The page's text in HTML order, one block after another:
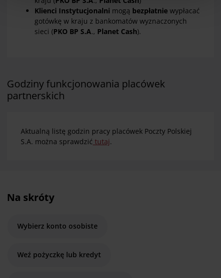
przetwarzaniu danych osobowych, w tym o
przysługujących w związku z tym uprawnieniach,
znajdziesz podlinkiem
Klienci Instytucjonalni mogą bezpłatnie wypłacać
gotówkę w kraju z bankomatów wyznaczonych
sieci (PKO BP S.A., Planet Cash).
Godziny funkcjonowania placówek
partnerskich
Aktualną listę godzin pracy placówek Poczty Polskiej
S.A. można sprawdzić tutaj.
Na skróty
Wybierz konto osobiste
Weź pożyczkę lub kredyt